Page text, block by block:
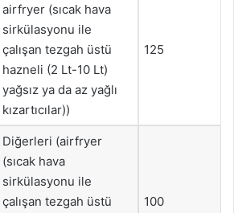
airfryer (sıcak hava
sirkülasyonu ile
çalışan tezgah üstü
hazneli (2 Lt-10 Lt)
yağsız ya da az yağlı
kızartıcılar))
125
Diğerleri (airfryer
(sıcak hava
sirkülasyonu ile
çalışan tezgah üstü
100